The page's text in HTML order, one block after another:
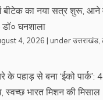
बीटेक का नया सत्र शुरू, आने
डॉ० घनशाला
4, 2026 | underउत्तराखंड,
के पहाड़ से बना ‘ईको
भारत मिशन की मिसाल